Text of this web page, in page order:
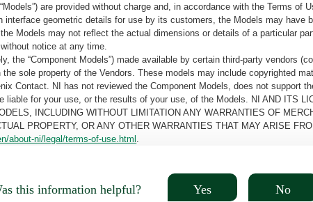
are provided without charge and, in accordance with the Terms of
geometric details for use by its customers, the Models may have
Models may not reflect the actual dimensions or details of a particular
notice at any time.
the “Component Models”) made available by certain third-party vendors
sole property of the Vendors. These models may include copyrighted
Contact. NI has not reviewed the Component Models, does not support
liable for your use, or the results of your use, of the Models. NI AND ITS
INCLUDING WITHOUT LIMITATION ANY WARRANTIES OF
PROPERTY, OR ANY OTHER WARRANTIES THAT MAY ARISE
about-ni/legal/terms-of-use.html
this information helpful? Yes No